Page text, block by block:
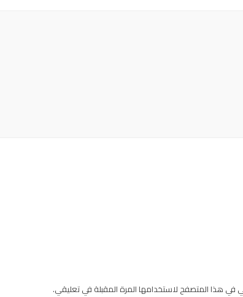
في هذا المتصفح لاستخدامها المرة المقبلة في تعليقي.